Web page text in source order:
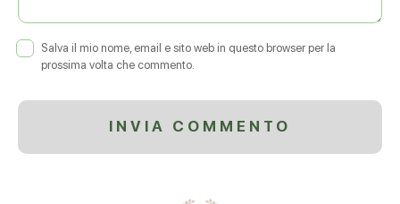
Salva il mio nome, email e sito web in questo browser per la
prossima volta che commento.